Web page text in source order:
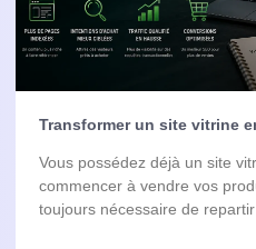
Transformer un site vitrine
Vous possédez déjà un site
commencer à vendre vos
toujours nécessaire de